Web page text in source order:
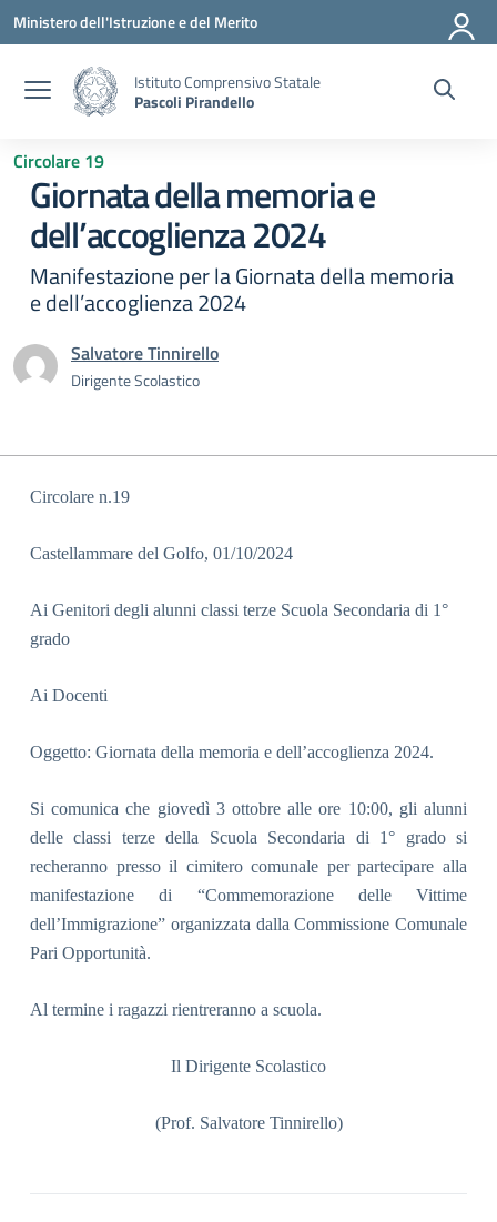
Vai ai contenuti
Vai al menu di navigazione
Vai al footer
Ministero dell'Istruzione e del Merito
Istituto Comprensivo Statale
Pascoli Pirandello
Circolare 19
Giornata della memoria e
dell’accoglienza 2024
Manifestazione per la Giornata della memoria
e dell’accoglienza 2024
Salvatore Tinnirello
Dirigente Scolastico
Circolare n.19
Castellammare del Golfo, 01/10/2024
Ai Genitori degli alunni classi terze Scuola Secondaria di 1°
grado
Ai Docenti
Oggetto: Giornata della memoria e dell’accoglienza 2024.
Si comunica che giovedì3 ottobre alle ore 10:00, gli alunni
delle classi terzedella Scuola Secondaria di 1° grado si
recheranno presso il cimitero comunale per partecipare alla
manifestazione di “Commemorazione delle Vittime
dell’Immigrazione” organizzata dalla Commissione Comunale
Pari Opportunità.
Al termine i ragazzi rientreranno a scuola.
Il Dirigente Scolastico
(Prof. Salvatore Tinnirello)